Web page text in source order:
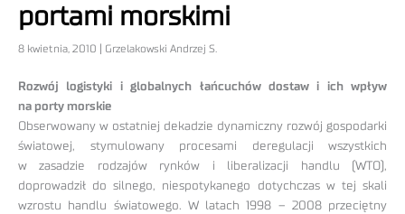
portami morskimi
8 kwietnia, 2010 | Grzelakowski Andrzej S.
Rozwój logistyki i globalnych łańcuchów dostaw i ich wpływ
na porty morskie
Obserwowany w ostatniej dekadzie dynamiczny rozwój gospodarki
światowej, stymulowany procesami deregulacji wszystkich
w zasadzie rodzajów rynków i liberalizacji handlu (WTO),
doprowadził do silnego, niespotykanego dotychczas w tej skali
wzrostu handlu światowego. W latach 1998 – 2008 przeciętny